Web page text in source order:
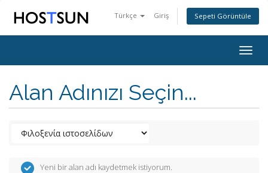
Türkçe Giriş Sepeti Görüntüle
Alan Adınızı Seçin...
Yeni bir alan adı kaydetmek istiyorum.